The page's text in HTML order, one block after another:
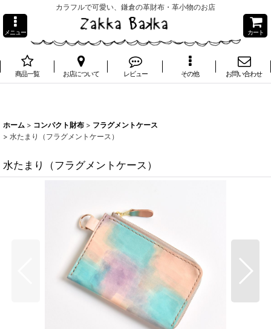
カラフルで可愛い、鎌倉の革財布・革小物のお店
メニュー カート
商品一覧 お店について レビュー その他 お問い合わせ
ホーム > コンパクト財布 > フラグメントケース
> 水たまり（フラグメントケース）
水たまり（フラグメントケース）